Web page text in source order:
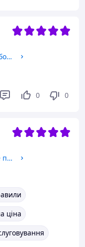
Патріотична жіноча футболка з гербом чорна M
0 0
Чоловічий спортивний костюм Nike плюс дві пари шкарпеток Найк високі
ціна